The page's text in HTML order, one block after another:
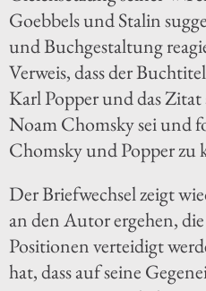
Goebbels und Stalin
und Buchgestaltung
Verweis, dass der
Karl Popper und das
Noam Chomsky sei und
Chomsky und Popper zu
Der Briefwechsel zeigt
an den Autor ergehen,
Positionen verteidigt
hat, dass auf seine